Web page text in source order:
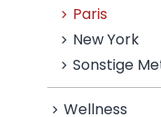
Paris
New York
Sonstige
Wellness